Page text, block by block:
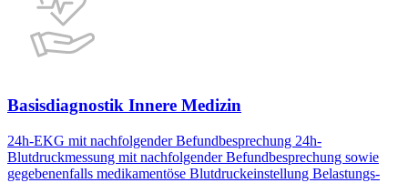
Basisdiagnostik Innere Medizin
24h-EKG mit nachfolgender Befundbesprechung 24h-
Blutdruckmessung mit nachfolgender Befundbesprechung sowie
gegebenenfalls medikamentöse Blutdruckeinstellung Belastungs-